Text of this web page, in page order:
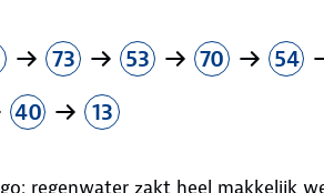
73 53 70 54
40 13
regenwater zakt heel makkelijk